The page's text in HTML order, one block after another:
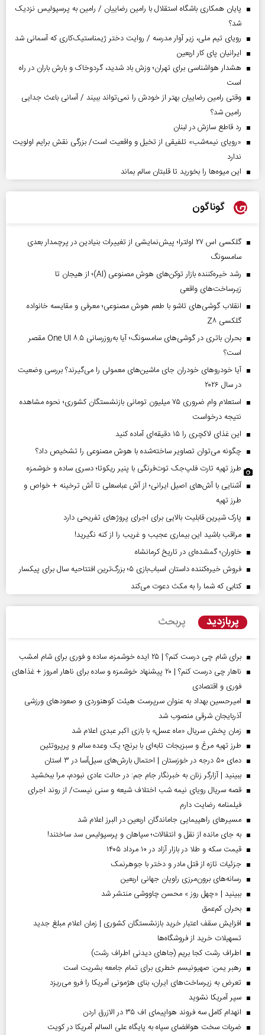
پایان همکاری باشگاه استقلال با رامین رضاییان / رامین به پرسپولیس نزدیک
شد؟
رویای تیم ملی، زیر آوار مدرسه / روایت دختر ژیمناستیک‌کاری که آسمانی شد
ایرانیان پای کار اربعین
هشدار هواشناسی برای تهران؛ وزش باد شدید، گردوخاک و بارش باران در راه
است
وقتی رامین رضاییان بهتر از خودش را نمی‌تواند ببیند / آسانی باعث جدایی
رامین شد؟
رد قاطع سازش در لبنان
«رویای نیمه‌شب» تلفیقی از تخیل و واقعیت است/ بزرگی نقش برایم اولویت
ندارد
این میوه‌ها را بخورید تا قلبتان سالم بماند
گوناگون
گلکسی اس ۲۷ اولترا؛ پیش‌نمایشی از تغییرات بنیادین در پرچمدار بعدی
سامسونگ
رشد خیره‌کننده بازار توکن‌های هوش مصنوعی (AI)؛ از هیجان تا
زیرساخت‌های واقعی
انقلاب گوشی‌های تاشو‌ با طعم هوش مصنوعی؛ معرفی و مقایسه خانواده
گلکسی Z۸
بحران باتری در گوشی‌های سامسونگ؛ آیا به‌روزرسانی One UI ۸.۵ مقصر
است؟
آیا خودروهای خودران جای ماشین‌های معمولی را می‌گیرند؟ بررسی وضعیت
در سال ۲۰۲۶
استعلام وام ضروری ۷۵ میلیون تومانی بازنشستگان کشوری؛ نحوه مشاهده
نتیجه درخواست
این غذای لاکچری را ۱۵ دقیقه‌ای آماده کنید
چگونه می‌توان تصاویر ساخته‌شده با هوش مصنوعی را تشخیص داد؟
طرز تهیه تارت فلپ‌جک توت‌فرنگی با پنیر ریکوتا؛ دسری ساده و خوشمزه
آشنایی با آش‌های اصیل ایرانی؛ از آش عباسعلی تا آش ترخینه + خواص و
طرز تهیه
پارک شیرین قابلیت‌ بالایی برای اجرای پروژهای تفریحی دارد
مراقب باشید این بیماری عجیب و غریب را از کنه نگیرید!
خاوران؛ گمشده‌ای در تاریخ کرمانشاه
فروش خیره‌کننده داستان اسباب‌بازی ۵؛ بزرگ‌ترین افتتاحیه سال برای پیکسار
کتابی که شما را به مکث دعوت می‌کند
پربازدید پربحث
برای شام چی درست کنم؟ | ۲۵ ایده خوشمزه، ساده و فوری برای شام امشب
ناهار چی درست کنم؟ | ۲۰ پیشنهاد خوشمزه و ساده برای ناهار امروز + غذاهای
فوری و اقتصادی
امیرحسین بهداد به عنوان سرپرست هیئت کوهنوردی و صعودهای ورزشی
آذربایجان شرقی منصوب شد
زمان پخش سریال «ماه عسل» با بازی اکبر عبدی اعلام شد
طرز تهیه مرغ و سبزیجات تابه‌ای با برنج؛ یک وعده سالم و پرپروتئین
دمای ۵۰ درجه در خوزستان | احتمال بارش‌های سیل‌آسا در ۳ استان
ببینید | آزارگر زنان به خبرنگار جام جم: در حالت عادی نبودم، مرا ببخشید
قصه سریال رویای نیمه شب اختلاف شیعه و سنی نیست/ از روند اجرای
فیلمنامه رضایت دارم
مسیر‌های راهپیمایی جاماندگان اربعین در البرز اعلام شد
به جای مانده از نقل و انتقالات؛ سپاهان و پرسپولیس سد ساختند!
قیمت سکه و طلا در بازار آزاد در ۱۰ مرداد ۱۴۰۵
جزئیات تازه از قتل مادر و دختر با جوهرنمک
رسانه‌های برون‌مرزی راویان جهانی اربعین
ببینید | «چهل روز » محسن چاووشی منتشر شد
بحران کم‌عمق
افزایش سقف اعتبار خرید بازنشستگان کشوری | زمان اعلام مبلغ جدید
تسهیلات خرید از فروشگاه‌ها
اطراف رشت کجا بریم (جاهای دیدنی اطراف رشت)
رهبر یمن: صهیونیسم خطری برای تمام جامعه بشریت است
تعرض به زیرساخت‌های ایران، بنای هژمونی آمریکا را فرو می‌ریزد
سپر آمریکا نشوید
انهدام کامل سه فروند هواپیمای اف ۳۵ در الازرق اردن
ضربات سخت هوافضای سپاه به پایگاه علی السالم آمریکا در کویت